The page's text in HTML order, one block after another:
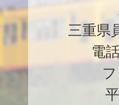
三重県
電